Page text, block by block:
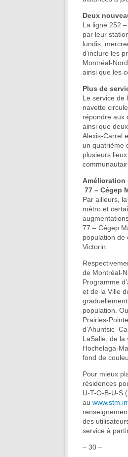
Deux
La ligne 252
par leur
lundis,
d’inclure les
Montréal-
ainsi que les
Plus de
Le service de
navette
répondre aux
ainsi que
Alexis-Carrel
un quatrième
plusieurs
Amélioration
77 – Cégep
Par ailleurs,
métro et
77 – Cégep
population de
Victorin.
de Montréal-
Programme
et de la Ville
population.
Prairies-
LaSalle, de la
Hochelaga-
fond de
Pour mieux
résidences
U-T-O-B-U-S
au
des
service à
– 30 –